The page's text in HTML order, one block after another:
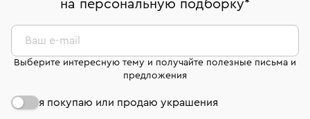
дней на возврат. Детальные условия возврата
комиссионных украшений и часов смотрите на
странице«Возврат украшений»
сертификаты МГУ и других геммологических
лабораторий
на персональную подборку*
Ваш e-mail
Выберите интересную тему и получайте полезные письма и
предложения
я покупаю или продаю украшения